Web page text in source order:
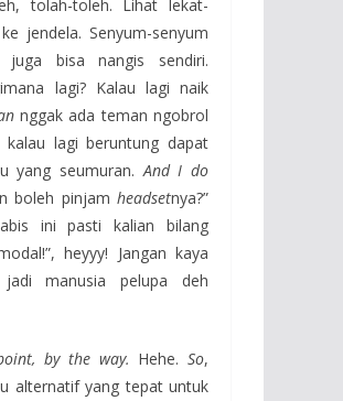
tolah-toleh. Lihat lekat-
jendela. Senyum-senyum
juga bisa nangis sendiri.
lagi? Kalau lagi naik
nggak ada teman ngobrol
kalau lagi beruntung dapat
yang seumuran. And I do
boleh pinjam headsetnya?”
ini pasti kalian bilang
heyyy! Jangan kaya
manusia pelupa deh
by the way. Hehe. So,
alternatif yang tepat untuk